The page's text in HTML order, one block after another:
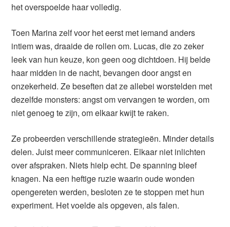
het overspoelde haar volledig.
Toen Marina zelf voor het eerst met iemand anders
intiem was, draaide de rollen om. Lucas, die zo zeker
leek van hun keuze, kon geen oog dichtdoen. Hij belde
haar midden in de nacht, bevangen door angst en
onzekerheid. Ze beseften dat ze allebei worstelden met
dezelfde monsters: angst om vervangen te worden, om
niet genoeg te zijn, om elkaar kwijt te raken.
Ze probeerden verschillende strategieën. Minder details
delen. Juist meer communiceren. Elkaar niet inlichten
over afspraken. Niets hielp echt. De spanning bleef
knagen. Na een heftige ruzie waarin oude wonden
opengereten werden, besloten ze te stoppen met hun
experiment. Het voelde als opgeven, als falen.